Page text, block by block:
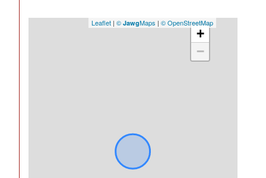
+
−
Leaflet | © JawgMaps | © OpenStreetMap